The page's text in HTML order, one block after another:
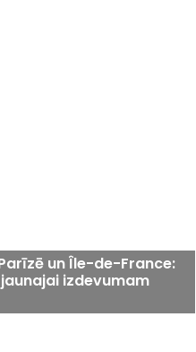
un Île-de-France:
izdevumam